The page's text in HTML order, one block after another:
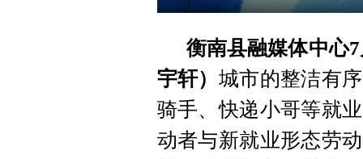
Play
衡南县融媒体中心
宇轩） 城市的整洁有
骑手、快递小哥等就
动者与新就业形态劳